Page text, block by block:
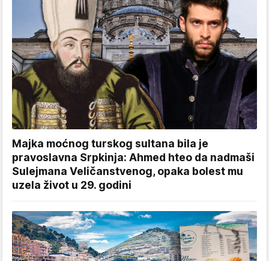
Majka moćnog turskog sultana bila je
pravoslavna Srpkinja: Ahmed hteo da nadmaši
Sulejmana Veličanstvenog, opaka bolest mu
uzela život u 29. godini